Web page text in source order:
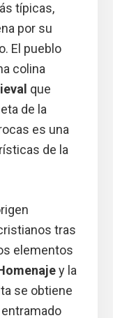
típicas,
por su
El pueblo
colina
que
de la
es una
de la
tras
elementos
y la
se obtiene